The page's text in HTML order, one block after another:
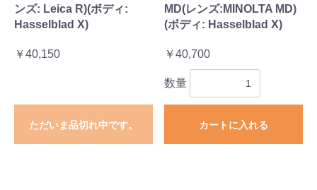
ンズ: Leica R)(ボディ:
Hasselblad X)
￥40,150
ただいま品切れ中です。
MD(レンズ:MINOLTA MD)
(ボディ: Hasselblad X)
￥40,700
数量
カートに入れる